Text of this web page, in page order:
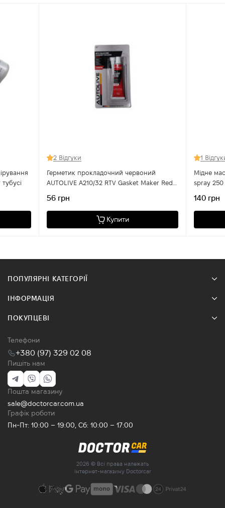
2 Відгуки
Герметик прокладочний червоний
AUTOLIVE А210/32 RTV Gasket Maker Red
56 грн
Купити
1
Мідне
spray
140 грн
ПОПУЛЯРНІ КАТЕГОРІЇ
ІНФОРМАЦІЯ
ПОКУПЦЕВІ
Телефони
+380 (97) 329 02 08
Пишіть нам
Пошта магазину
sale@doctorcar.com.ua
Графік роботи
Пн-Пт: 10:00 – 19:00, Сб: 10:00 – 17:00
2026 © Всі права належать
інтернет-магазину Doctorcar